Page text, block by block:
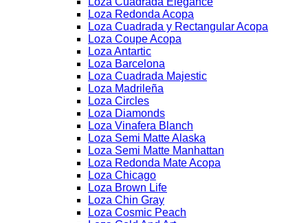
Loza Redonda Acopa
Loza Cuadrada y Rectangular Acopa
Loza Coupe Acopa
Loza Antartic
Loza Barcelona
Loza Cuadrada Majestic
Loza Madrileña
Loza Circles
Loza Diamonds
Loza Vinafera Blanch
Loza Semi Matte Alaska
Loza Semi Matte Manhattan
Loza Redonda Mate Acopa
Loza Chicago
Loza Brown Life
Loza Chin Gray
Loza Cosmic Peach